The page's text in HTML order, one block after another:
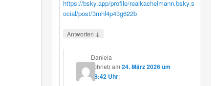
https://bsky.app/profile/realkachelmann.bsky.s
ocial/post/3mhl4p43g622b
Antworten ↓
Daniela
schriebam24. März 2026 um
08:42 Uhr: